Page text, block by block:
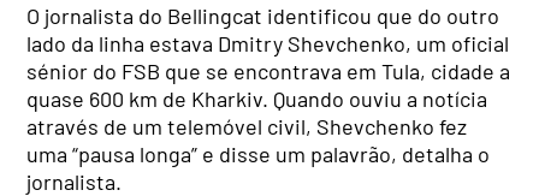
O jornalista do Bellingcat identificou que do outro
lado da linha estava Dmitry Shevchenko, um oficial
sénior do FSB que se encontrava em Tula, cidade a
quase 600 km de Kharkiv. Quando ouviu a notícia
através de um telemóvel civil, Shevchenko fez
uma “pausa longa” e disse um palavrão, detalha o
jornalista.